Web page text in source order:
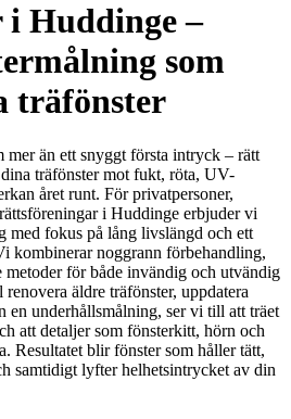
Huddinge –
som
träfönster
mer än ett snyggt första intryck – rätt
träfönster mot fukt, röta, UV-
året runt. För privatpersoner,
i Huddinge erbjuder vi
med fokus på lång livslängd och ett
kombinerar noggrann förbehandling,
för både invändig och utvändig
äldre träfönster, uppdatera
en underhållsmålning, ser vi till att träet
att detaljer som fönsterkitt, hörn och
Resultatet blir fönster som håller tätt,
samtidigt lyfter helhetsintrycket av din